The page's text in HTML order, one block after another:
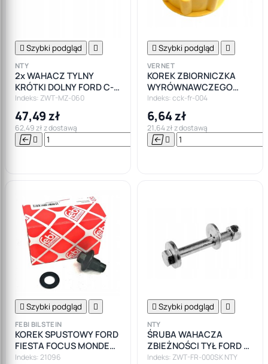
 Szybki podgląd 
NTY
2x WAHACZ TYLNY
KRÓTKI DOLNY FORD C-
MAX FOCUS MK1 MK2
Indeks: ZWT-MZ-060
47,49 zł
62,49 zł z dostawą
  

 Szybki podgląd 
VERNET
KOREK ZBIORNICZKA
WYRÓWNAWCZEGO
FORD FOCUS I MK1
Indeks: cck-fr-004
6,64 zł
21,64 zł z dostawą
 
 Szybki podgląd 
FEBI BILSTEIN
KOREK SPUSTOWY FORD
FIESTA FOCUS MONDEO
GALAXY KA
Indeks: 21096
 Szybki podgląd 
NTY
ŚRUBA WAHACZA
ZBIEŻNOŚCI TYŁ FORD S-
MAX MONDEO MK4
Indeks: ZWT-FR-000SK NTY